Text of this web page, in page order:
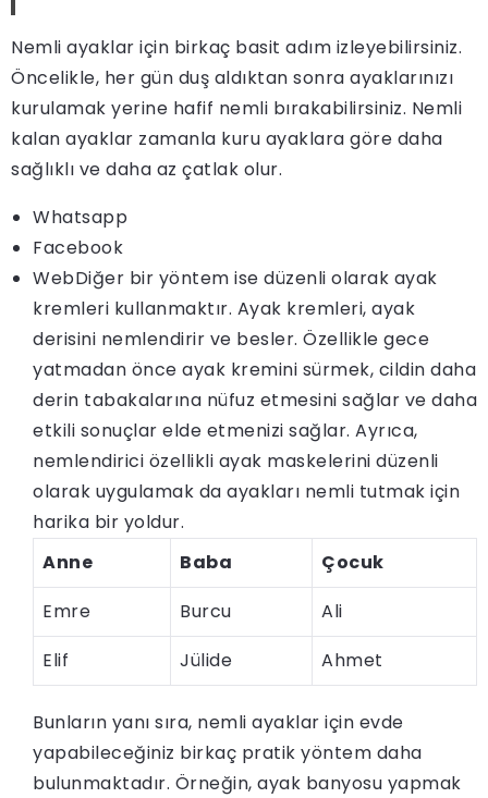
Nemli ayaklar için birkaç basit adım izleyebilirsiniz.
Öncelikle, her gün duş aldıktan sonra ayaklarınızı
kurulamak yerine hafif nemli bırakabilirsiniz. Nemli
kalan ayaklar zamanla kuru ayaklara göre daha
sağlıklı ve daha az çatlak olur.
Whatsapp
Facebook
WebDiğer bir yöntem ise düzenli olarak ayak
kremleri kullanmaktır. Ayak kremleri, ayak
derisini nemlendirir ve besler. Özellikle gece
yatmadan önce ayak kremini sürmek, cildin daha
derin tabakalarına nüfuz etmesini sağlar ve daha
etkili sonuçlar elde etmenizi sağlar. Ayrıca,
nemlendirici özellikli ayak maskelerini düzenli
olarak uygulamak da ayakları nemli tutmak için
harika bir yoldur.
Anne
Baba
Çocuk
Emre
Burcu
Ali
Elif
Jülide Ahmet
Bunların yanı sıra, nemli ayaklar için evde
yapabileceğiniz birkaç pratik yöntem daha
bulunmaktadır. Örneğin, ayak banyosu yapmak